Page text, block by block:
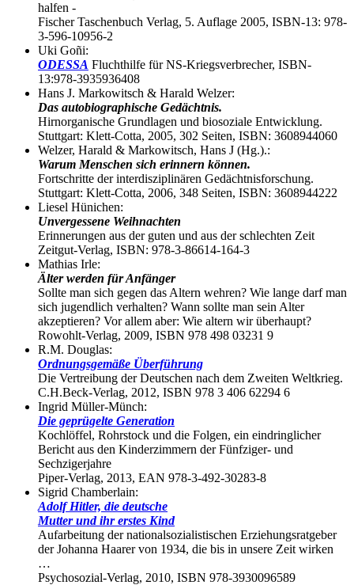
halfen -
Fischer Taschenbuch Verlag, 5. Auflage 2005, ISBN-13: 978-
3-596-10956-2
Uki Goñi:
ODESSA Fluchthilfe für NS-Kriegsverbrecher, ISBN-
13:978-3935936408
Hans J. Markowitsch & Harald Welzer:
Das autobiographische Gedächtnis.
Hirnorganische Grundlagen und biosoziale Entwicklung.
Stuttgart: Klett-Cotta, 2005, 302 Seiten, ISBN: 3608944060
Welzer, Harald & Markowitsch, Hans J (Hg.).:
Warum Menschen sich erinnern können.
Fortschritte der interdisziplinären Gedächtnisforschung.
Stuttgart: Klett-Cotta, 2006, 348 Seiten, ISBN: 3608944222
Liesel Hünichen:
Unvergessene Weihnachten
Erinnerungen aus der guten und aus der schlechten Zeit
Zeitgut-Verlag, ISBN: 978-3-86614-164-3
Mathias Irle:
Älter werden für Anfänger
Sollte man sich gegen das Altern wehren? Wie lange darf man
sich jugendlich verhalten? Wann sollte man sein Alter
akzeptieren? Vor allem aber: Wie altern wir überhaupt?
Rowohlt-Verlag, 2009, ISBN 978 498 03231 9
R.M. Douglas:
Ordnungsgemäße Überführung
Die Vertreibung der Deutschen nach dem Zweiten Weltkrieg.
C.H.Beck-Verlag, 2012, ISBN 978 3 406 62294 6
Ingrid Müller-Münch:
Die geprügelte Generation
Kochlöffel, Rohrstock und die Folgen, ein eindringlicher
Bericht aus den Kinderzimmern der Fünfziger- und
Sechzigerjahre
Piper-Verlag, 2013, EAN 978-3-492-30283-8
Sigrid Chamberlain:
Adolf Hitler, die deutsche
Mutter und ihr erstes Kind
Aufarbeitung der nationalsozialistischen Erziehungsratgeber
der Johanna Haarer von 1934, die bis in unsere Zeit wirken
…
Psychosozial-Verlag, 2010, ISBN 978-3930096589